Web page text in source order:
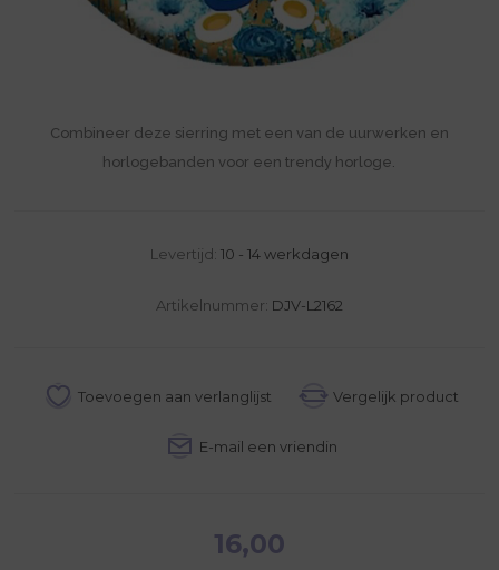
Combineer deze sierring met een van de uurwerken en
horlogebanden voor een trendy horloge.
Levertijd: 10 - 14 werkdagen
Artikelnummer: DJV-L2162
16,00